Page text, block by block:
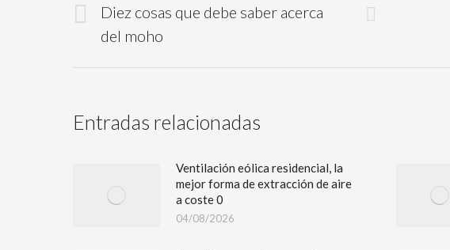
Diez cosas que debe saber acerca
del moho
Entradas relacionadas
Ventilación eólica residencial, la
mejor forma de extracción de aire
a coste 0
04/08/2026